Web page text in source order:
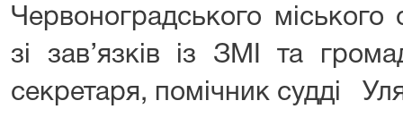
Червоноградського міського
зі зав’язків із ЗМІ та
секретаря, помічник судді